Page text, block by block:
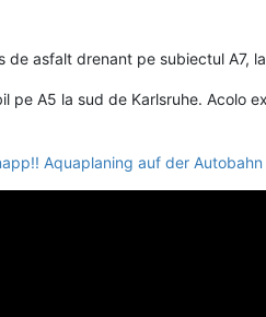
de asfalt drenant pe subiectul A7,
pe A5 la sud de Karlsruhe. Acolo
Aquaplaning auf der